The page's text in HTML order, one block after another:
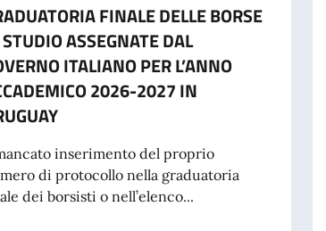
del lavoro italiano nel mondo (8 agosto)
FINALE DELLE BORSE
ASSEGNATE DAL
ITALIANO PER L’ANNO
2026-2027 IN
inserimento del proprio
di protocollo nella graduatoria
dei borsisti o nell’elenco...